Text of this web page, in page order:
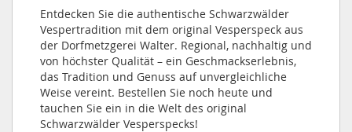
Entdecken Sie die authentische Schwarzwälder
Vespertradition mit dem original Vesperspeck aus
der Dorfmetzgerei Walter. Regional, nachhaltig und
von höchster Qualität – ein Geschmackserlebnis,
das Tradition und Genuss auf unvergleichliche
Weise vereint. Bestellen Sie noch heute und
tauchen Sie ein in die Welt des original
Schwarzwälder Vesperspecks!